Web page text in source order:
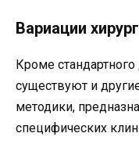
Вариации
Кроме
существуют и
методики,
специфических